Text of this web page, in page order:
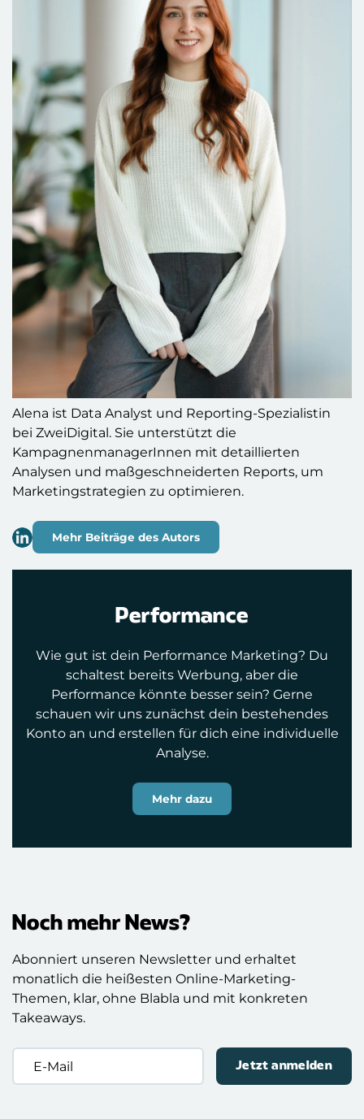
Alena ist Data Analyst und Reporting-Spezialistin
bei ZweiDigital. Sie unterstützt die
KampagnenmanagerInnen mit detaillierten
Analysen und maßgeschneiderten Reports, um
Marketingstrategien zu optimieren.
Mehr Beiträge des Autors
Performance
Wie gut ist dein Performance Marketing? Du
schaltest bereits Werbung, aber die
Performance könnte besser sein? Gerne
schauen wir uns zunächst dein bestehendes
Konto an und erstellen für dich eine individuelle
Analyse.
Mehr dazu
Noch mehr News?
Abonniert unseren Newsletter und erhaltet
monatlich die heißesten Online-Marketing-
Themen, klar, ohne Blabla und mit konkreten
Takeaways.
Mail